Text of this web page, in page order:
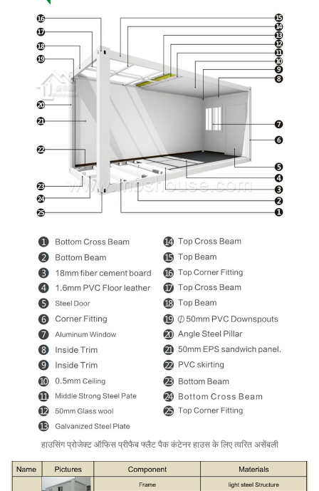
हाउसिंग प्रोजेक्ट ऑफिस प्रीफैब फ्लैट पैक कंटेनर हाउस के लिए त्वरित असेंबली